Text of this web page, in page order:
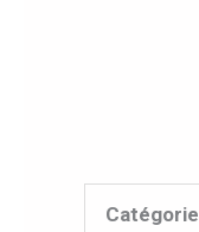
Catégorie